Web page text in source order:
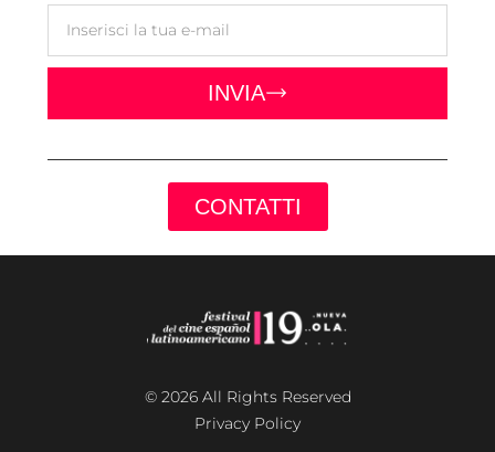
INVIA
CONTATTI
© 2026 All Rights Reserved
Privacy Policy